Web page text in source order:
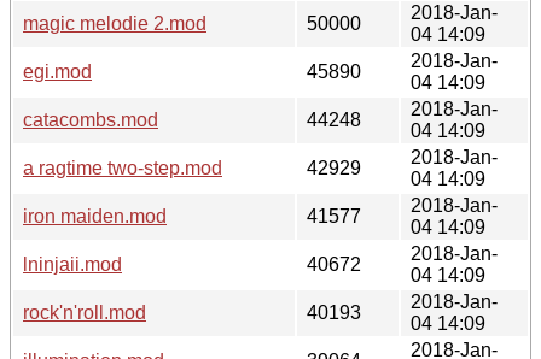
magic melodie 2.mod
50000
2018-Jan-
04 14:09
egi.mod
45890
2018-Jan-
04 14:09
catacombs.mod
44248
2018-Jan-
04 14:09
a ragtime two-step.mod
42929
2018-Jan-
04 14:09
iron maiden.mod
41577
2018-Jan-
04 14:09
lninjaii.mod
40672
2018-Jan-
04 14:09
rock'n'roll.mod
40193
2018-Jan-
04 14:09
2018-Jan-